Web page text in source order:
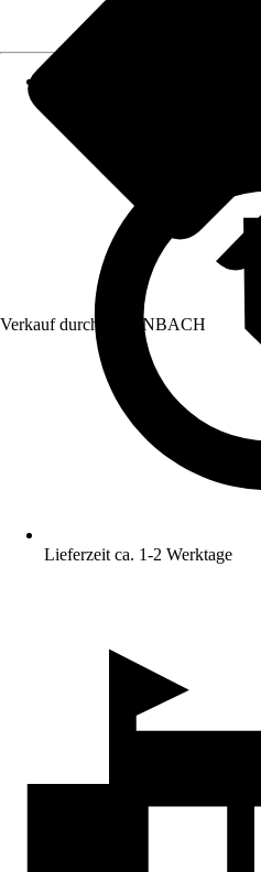
Verkauf durch: HORNBACH
Lieferzeit ca. 1-2 Werktage